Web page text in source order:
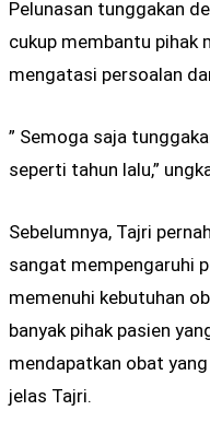
Pelunasan tunggakan
cukup membantu pihak
mengatasi persoalan
” Semoga saja
seperti tahun lalu,”
Sebelumnya, Tajri
sangat mempengaruhi
memenuhi kebutuhan
banyak pihak pasien
mendapatkan obat yang
jelas Tajri.